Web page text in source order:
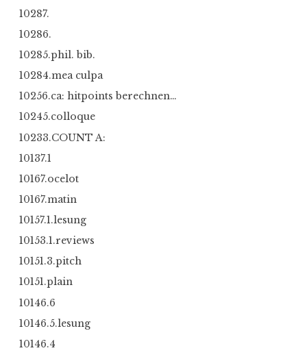
10287.
10286.
10285.phil. bib.
10284.mea culpa
10256.ca: hitpoints berechnen…
10245.colloque
10233.COUNT A:
10137.1
10167.ocelot
10167.matin
10157.1.lesung
10153.1.reviews
10151.3.pitch
10151.plain
10146.6
10146.5.lesung
10146.4